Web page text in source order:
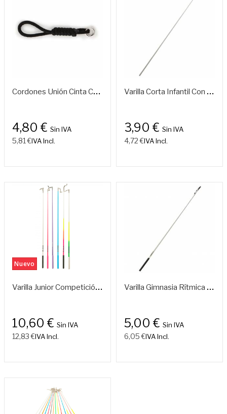
C
Ordones Unión Cinta Con Varilla
4,80 € Sin IVA
5,81 €IVA Incl.
V
Arilla Corta Infantil Con Mango Antideslizante
3,90 € Sin IVA
4,72 €IVA Incl.
Nuevo
Stock V
Arilla Junior Competición Internacional Con Rodamiento De Máxima Calidad P5
10,60 € Sin IVA
12,83 €IVA Incl.
V
Arilla Gimnasia Rítmica Mango Antideslizante
5,00 € Sin IVA
6,05 €IVA Incl.